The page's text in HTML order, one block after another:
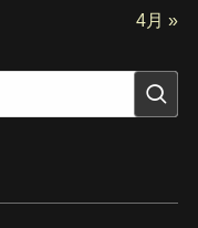
4月 »